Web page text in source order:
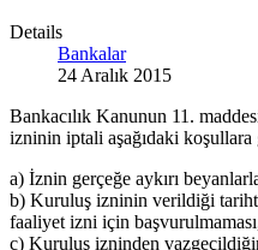
Details
Bankalar
24 Aralık 2015
Bankacılık Kanunun 11.
izninin iptali aşağıdaki
a) İznin gerçeğe aykırı
b) Kuruluş izninin verildiği
faaliyet izni için
c) Kuruluş izninden